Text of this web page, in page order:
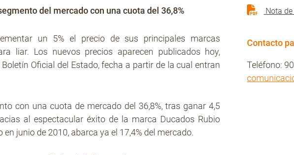
del mercado con una cuota del 36,8%
un 5% el precio de sus principales marcas
liar. Los nuevos precios aparecen publicados hoy,
Oficial del Estado, fecha a partir de la cual entran
con una cuota de mercado del 36,8%, tras ganar 4,5
al espectacular éxito de la marca Ducados Rubio
junio de 2010, abarca ya el 17,4% del mercado.
Nota
Contacto
Teléfono: